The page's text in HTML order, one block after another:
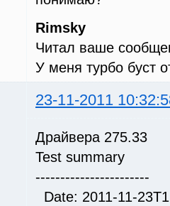
Rimsky
Читал ваше
У меня турбо буст
23-11-2011
Драйвера 275.33
Test summary
-----------------------
Date: 2011-11-